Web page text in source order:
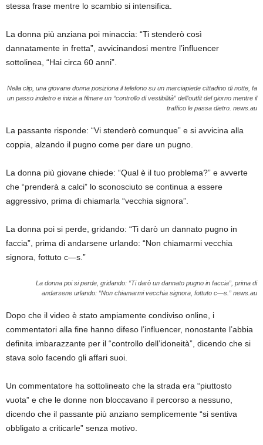
stessa frase mentre lo scambio si intensifica.
La donna più anziana poi minaccia: “Ti stenderò così
dannatamente in fretta”, avvicinandosi mentre l’influencer
sottolinea, “Hai circa 60 anni”.
Nella clip, una giovane donna posiziona il telefono su un marciapiede cittadino di notte, fa
un passo indietro e inizia a filmare un “controllo di vestibilità” dell’outfit del giorno mentre il
traffico le passa dietro. news.au
La passante risponde: “Vi stenderò comunque” e si avvicina alla
coppia, alzando il pugno come per dare un pugno.
La donna più giovane chiede: “Qual è il tuo problema?” e avverte
che “prenderà a calci” lo sconosciuto se continua a essere
aggressivo, prima di chiamarla “vecchia signora”.
La donna poi si perde, gridando: “Ti darò un dannato pugno in
faccia”, prima di andarsene urlando: “Non chiamarmi vecchia
signora, fottuto c—s.”
La donna poi si perde, gridando: “Ti darò un dannato pugno in faccia”, prima di
andarsene urlando: “Non chiamarmi vecchia signora, fottuto c—s.” news.au
Dopo che il video è stato ampiamente condiviso online, i
commentatori alla fine hanno difeso l’influencer, nonostante l’abbia
definita imbarazzante per il “controllo dell’idoneità”, dicendo che si
stava solo facendo gli affari suoi.
Un commentatore ha sottolineato che la strada era “piuttosto
vuota” e che le donne non bloccavano il percorso a nessuno,
dicendo che il passante più anziano semplicemente “si sentiva
obbligato a criticarle” senza motivo.